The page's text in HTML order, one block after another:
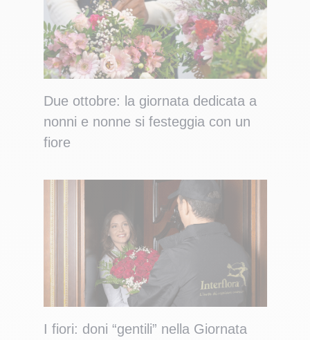
Due ottobre: la giornata dedicata a
nonni e nonne si festeggia con un
fiore
I fiori: doni “gentili” nella Giornata